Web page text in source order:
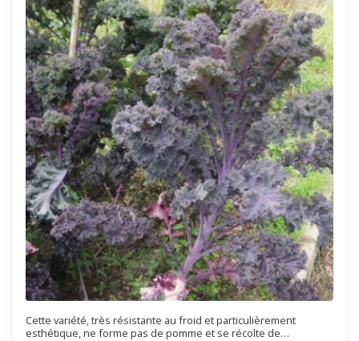
Cette variété, très résistante au froid et particulièrement
esthétique, ne forme pas de pomme et se récolte de